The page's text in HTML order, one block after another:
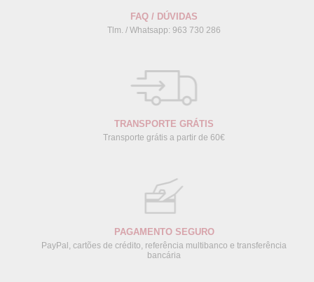
FAQ / DÚVIDAS
Tlm. / Whatsapp: 963 730 286
TRANSPORTE GRÁTIS
Transporte grátis a partir de 60€
PAGAMENTO SEGURO
PayPal, cartões de crédito, referência multibanco e transferência
bancária